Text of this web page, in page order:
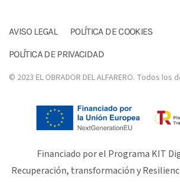
AVISO LEGAL
POLÍTICA DE COOKIES
POLÍTICA DE PRIVACIDAD
© 2023 EL OBRADOR DEL ALFARERO. Todos
Financiado por el Programa KIT
Recuperación, transformación y